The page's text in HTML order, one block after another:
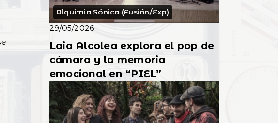
Alquimia Sónica (Fusión/Exp)
29/05/2026
Laia Alcolea explora el pop de
cámara y la memoria
emocional en “PIEL”